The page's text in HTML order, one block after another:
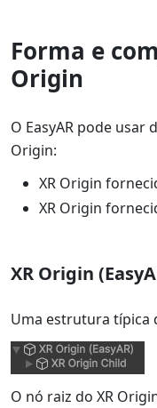
Forma e
Origin
O EasyAR pode usar
Origin:
XR Origin
XR Origin
XR Origin
Uma estrutura típica
O nó raiz do XR